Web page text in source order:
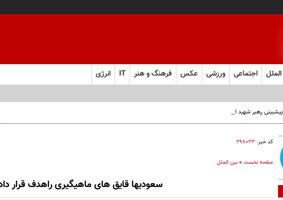
اجتماعی ورزشی عکس فرهنگ و هنر IT انرژی
رهبر شهید از افول ابرقدرت به حقیقت پیوست؟
کد خبر: ۲۹۸۰۲۳
صفحه نخست»بین الملل
سعودیها قایق های ماهیگیری راهدف قرار